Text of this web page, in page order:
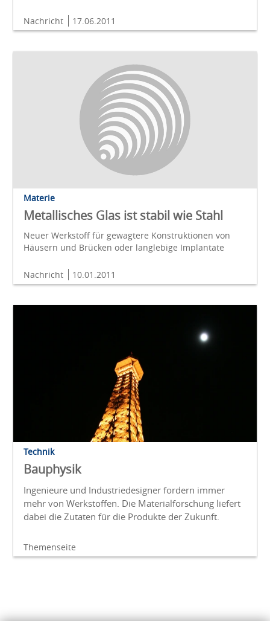
Nachricht 17.06.2011
Materie
Metallisches Glas ist stabil wie Stahl
Neuer Werkstoff für gewagtere Konstruktionen von
Häusern und Brücken oder langlebige Implantate
Nachricht 10.01.2011
Technik
Bauphysik
Ingenieure und Industriedesigner fordern immer
mehr von Werkstoffen. Die Materialforschung liefert
dabei die Zutaten für die Produkte der Zukunft.
Themenseite